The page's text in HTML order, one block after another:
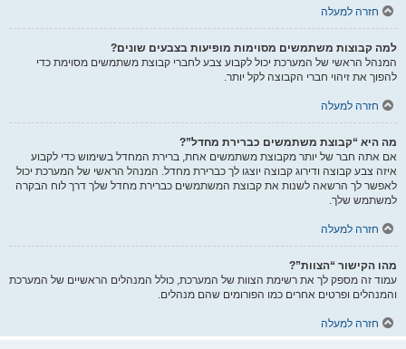
חזרה למעלה
למה קבוצות משתמשים מסוימות מופיעות בצבעים שונים?
המנהל הראשי של המערכת יכול לקבוע צבע לחברי קבוצת משתמשים מסוימת כדי
להפוך את זיהוי חברי הקבוצה לקל יותר.
חזרה למעלה
מה היא “קבוצת משתמשים כברירת מחדל”?
אם אתה חבר של יותר מקבוצת משתמשים אחת, ברירת המחדל בשימוש כדי לקבוע
איזה צבע קבוצה ודירוג קבוצה יוצגו לך כברירת מחדל. המנהל הראשי של המערכת יכול
לאפשר לך הרשאה לשנות את קבוצת המשתמשים כברירת מחדל שלך דרך לוח הבקרה
למשתמש שלך.
חזרה למעלה
מהו הקישור “הצוות”?
עמוד זה מספק לך את רשימת הצוות של המערכת, כולל המנהלים הראשיים של המערכת
והמנהלים ופרטים אחרים כמו הפורומים שהם מנהלים.
חזרה למעלה